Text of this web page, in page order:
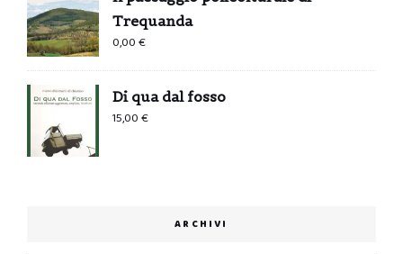
Trequanda
0,00€
Di qua dal fosso
15,00€
ARCHIVI